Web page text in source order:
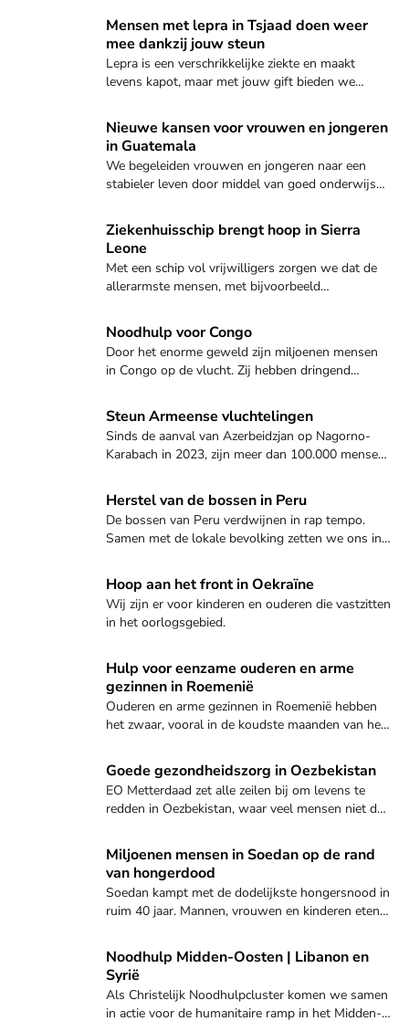
Mensen met lepra in Tsjaad doen weer
mee dankzij jouw steun
Lepra is een verschrikkelijke ziekte en maakt
levens kapot, maar met jouw gift bieden we
Ontdek hoe jij kunt helpen
Nieuwe kansen voor vrouwen en jongeren
in Guatemala
We begeleiden vrouwen en jongeren naar een
stabieler leven door middel van goed onderwijs
Ontdek hoe jij kunt helpen
Ziekenhuisschip brengt hoop in Sierra
Leone
Met een schip vol vrijwilligers zorgen we dat de
allerarmste mensen, met bijvoorbeeld
kunnen worden.
Ontdek hoe jij kunt helpen
Noodhulp voor Congo
Door het enorme geweld zijn miljoenen mensen
in Congo op de vlucht. Zij hebben dringend
Noodhulp voor Congo
Steun Armeense vluchtelingen
Sinds de aanval van Azerbeidzjan op Nagorno-
Karabach in 2023, zijn meer dan 100.000 mensen
nodig om een nieuw bestaan op te bouwen.
Ontdek hoe jij kunt helpen
Herstel van de bossen in Peru
De bossen van Peru verdwijnen in rap tempo.
Samen met de lokale bevolking zetten we ons in
Ontdek hoe jij kunt helpen
Hoop aan het front in Oekraïne
Wij zijn er voor kinderen en ouderen die vastzitten
in het oorlogsgebied.
Bekijk dit project
Hulp voor eenzame ouderen en arme
gezinnen in Roemenië
Ouderen en arme gezinnen in Roemenië hebben
het zwaar, vooral in de koudste maanden van het
om deze mensen te steunen.
Bekijk dit project
Goede gezondheidszorg in Oezbekistan
EO Metterdaad zet alle zeilen bij om levens te
redden in Oezbekistan, waar veel mensen niet de
Bekijk dit project
Miljoenen mensen in Soedan op de rand
van hongerdood
Soedan kampt met de dodelijkste hongersnood in
ruim 40 jaar. Mannen, vrouwen en kinderen eten
Noodhulp Midden-Oosten | Libanon en
Syrië
Als Christelijk Noodhulpcluster komen we samen
in actie voor de humanitaire ramp in het Midden-
Bekijk dit project